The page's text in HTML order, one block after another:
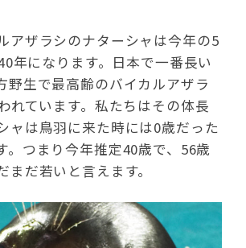
アザラシのナターシャは今年の5
年になります。日本で一番長い
野生で最高齢のバイカルアザラ
れています。私たちはその体長
ャは鳥羽に来た時には0歳だった
。つまり今年推定40歳で、56歳
まだ若いと言えます。